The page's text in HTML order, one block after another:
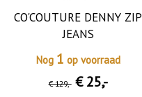
CO'COUTURE DENNY ZIP
JEANS
Nog 1 op voorraad
€ 129,-€ 25,-